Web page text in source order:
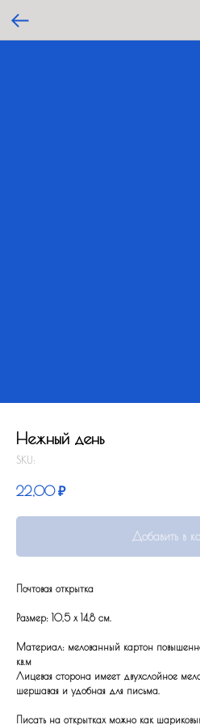
Нежный день
SKU:
22,00 ₽
Добавить в
Почтовая открытка
Размер: 10,5 x 14,8 см.
Материал: мелованный картон
кв.м
Лицевая сторона имеет двухслойное
шершавая и удобная для письма.
Писать на открытках можно как